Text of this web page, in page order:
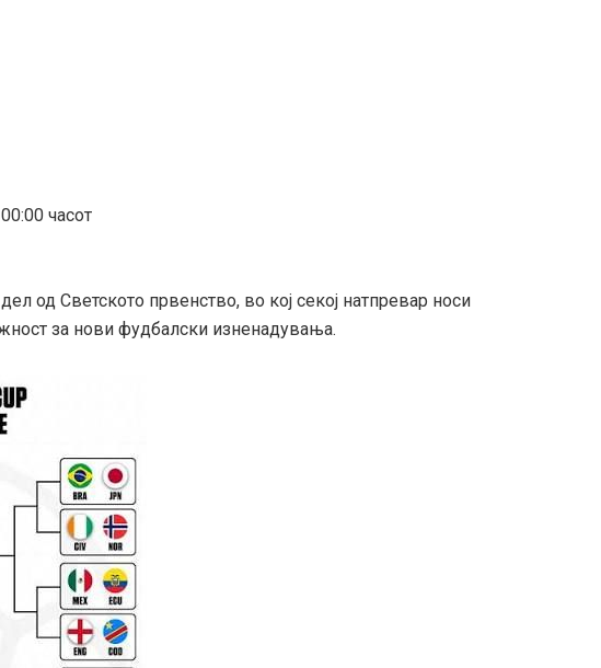
часот
од Светското првенство, во кој секој натпревар носи
за нови фудбалски изненадувања.